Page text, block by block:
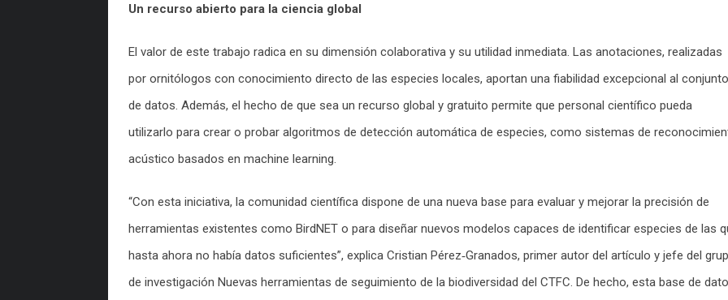
Un recurso abierto para la ciencia global
El valor de este trabajo radica en su dimensión colaborativa y su utilidad inmediata. Las anotaciones, realizadas
por ornitólogos con conocimiento directo de las especies locales, aportan una fiabilidad excepcional al conjunto
de datos. Además, el hecho de que sea un recurso global y gratuito permite que personal científico pueda
utilizarlo para crear o probar algoritmos de detección automática de especies, como sistemas de
acústico basados en machine learning.
“Con esta iniciativa, la comunidad científica dispone de una nueva base para evaluar y mejorar la precisión de
herramientas existentes como BirdNET o para diseñar nuevos modelos capaces de identificar especies de las
hasta ahora no había datos suficientes”, explica Cristian Pérez‑Granados, primer autor del artículo y jefe del
de investigación Nuevas herramientas de seguimiento de la biodiversidad del CTFC. De hecho, esta base de